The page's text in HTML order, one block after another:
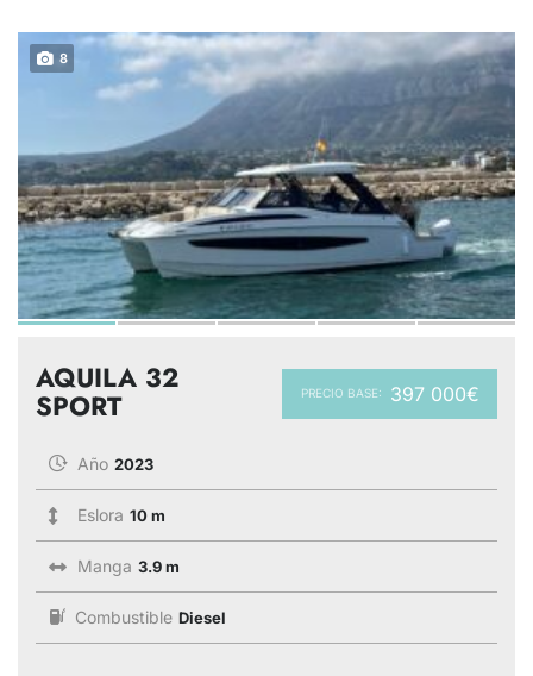
8
PRECIO BASE: 397 000€
AQUILA 32
SPORT
Año 2023
Eslora 10 m
Manga 3.9 m
Combustible Diesel